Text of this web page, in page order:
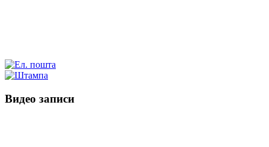
Видео записи